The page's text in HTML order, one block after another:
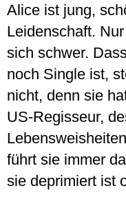
Alice ist jung,
Leidenschaft.
sich schwer.
noch Single ist,
nicht, denn sie
US-Regisseur,
führt sie immer
sie deprimiert ist